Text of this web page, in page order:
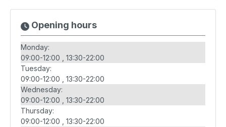
Opening hours
Monday:
09:00-12:00
13:30-22:00
Tuesday:
09:00-12:00
13:30-22:00
Wednesday:
09:00-12:00
13:30-22:00
Thursday:
09:00-12:00
13:30-22:00